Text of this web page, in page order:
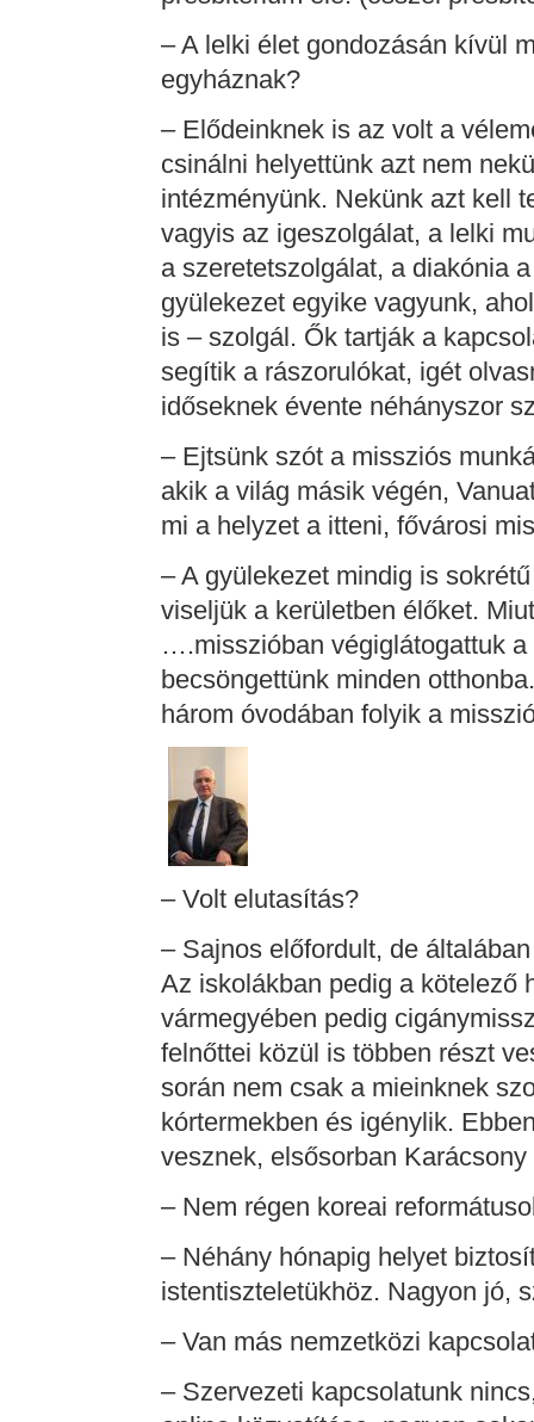
– A lelki élet gondozásán kívül
egyháznak?
– Elődeinknek is az volt a
csinálni helyettünk azt nem
intézményünk. Nekünk azt kell
vagyis az igeszolgálat, a lelki
a szeretetszolgálat, a diakónia
gyülekezet egyike vagyunk,
is – szolgál. Ők tartják a
segítik a rászorulókat, igét
időseknek évente néhányszor
– Ejtsünk szót a missziós
akik a világ másik végén,
mi a helyzet a itteni, fővárosi
– A gyülekezet mindig is
viseljük a kerületben élőket.
….misszióban végiglátogattuk
becsöngettünk minden
három óvodában folyik a
– Volt elutasítás?
– Sajnos előfordult, de
Az iskolákban pedig a kötelező
vármegyében pedig
felnőttei közül is többen részt
során nem csak a mieinknek
kórtermekben és igénylik.
vesznek, elsősorban Karácsony
– Nem régen koreai
– Néhány hónapig helyet
istentiszteletükhöz. Nagyon jó,
– Van más nemzetközi
– Szervezeti kapcsolatunk